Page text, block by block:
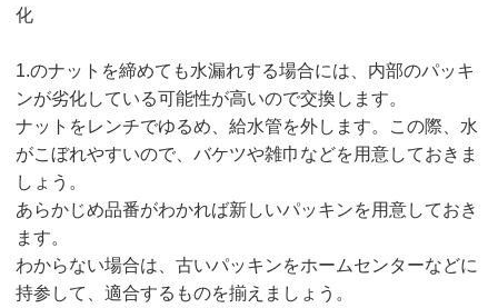
化
1.のナットを締めても水漏れする場合には、内部のパッキ
ンが劣化している可能性が高いので交換します。
ナットをレンチでゆるめ、給水管を外します。この際、水
がこぼれやすいので、バケツや雑巾などを用意しておきま
しょう。
あらかじめ品番がわかれば新しいパッキンを用意しておき
ます。
わからない場合は、古いパッキンをホームセンターなどに
持参して、適合するものを揃えましょう。